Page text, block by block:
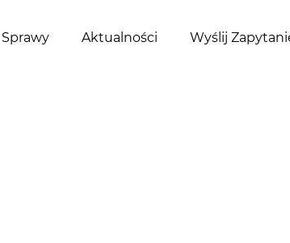
Sprawy Aktualności Wyślij